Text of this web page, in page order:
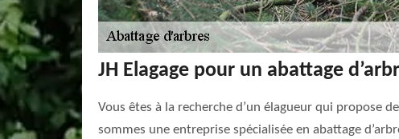
JH Elagage pour un abattage
Vous êtes à la recherche d’un élagueur qui propose
sommes une entreprise spécialisée en abattage